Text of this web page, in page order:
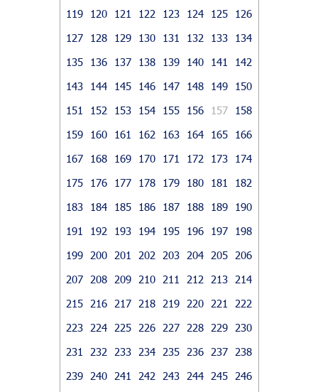
119
120 121 122 123 124 125
126
127
128 129 130 131 132 133
134
135
136 137 138 139 140 141
142
143
144 145 146 147 148 149
150
151
152 153 154 155 156 157
158
159
160 161 162 163 164 165
166
167
168 169 170 171 172 173
174
175
176 177 178 179 180 181
182
183
184 185 186 187 188 189
190
191
192 193 194 195 196 197
198
199
200 201 202 203 204 205
206
207
208 209 210 211 212 213
214
215
216 217 218 219 220 221
222
223
224 225 226 227 228 229
230
231
232 233 234 235 236 237
238
239
240 241 242 243 244 245
246